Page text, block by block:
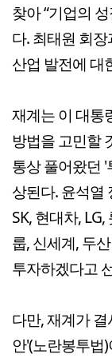
찾아 “기업의
다. 최태원 회
산업 발전에 대
재계는 이 대통
방법을 고민할
통상 풀어왔던
상된다. 윤석열
SK, 현대차,
룹, 신세계, 두
투자하겠다고
다만, 재계가
안'(노란봉투법